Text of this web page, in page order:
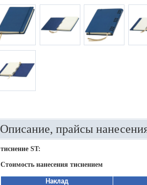
Описание, прайсы
тиснение ST:
Стоимость нанесения тиснением
Наклад